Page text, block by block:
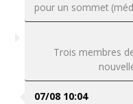
pour un sommet
Trois membres
07/08 10:04